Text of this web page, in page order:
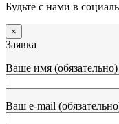
Будьте с нами в
×
Заявка
Ваше имя (обязательно)
Ваш e-mail